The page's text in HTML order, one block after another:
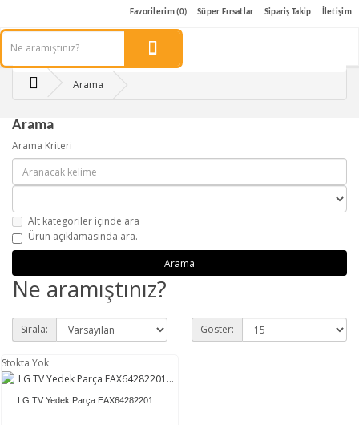
Favorilerim (0) Süper Fırsatlar Sipariş Takip İletişim
Arama
Arama
Arama Kriteri
Alt kategoriler içinde ara
Ürün açıklamasında ara.
Ne aramıştınız?
Sırala: Göster:
Stokta Yok
LG TV Yedek Parça EAX64282201…